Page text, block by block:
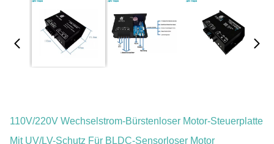
110V/220V Wechselstrom-Bürstenloser Motor-Steuerplatte
Mit UV/LV-Schutz Für BLDC-Sensorloser Motor